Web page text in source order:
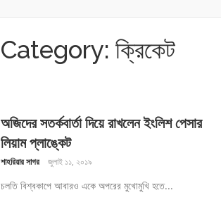
Category: ক্রিকেট
অজিদের সতর্কবার্তা দিয়ে রাখলেন ইংলিশ পেসার
লিয়াম প্লাঙ্কেট
শাহরিয়ার সাগর জুলাই ১১, ২০১৯
চলতি বিশ্বকাপে আবারও একে অপরের মুখোমুখি হতে...